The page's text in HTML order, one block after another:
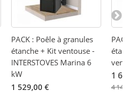
PACK : Poêle à granules
étanche + Kit ventouse -
INTERSTOVES Marina 6
kW
1 529,00 €
1
4